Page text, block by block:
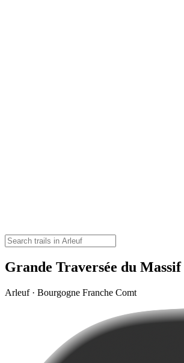
Grande Traversée du
Arleuf · Bourgogne Franche Comt